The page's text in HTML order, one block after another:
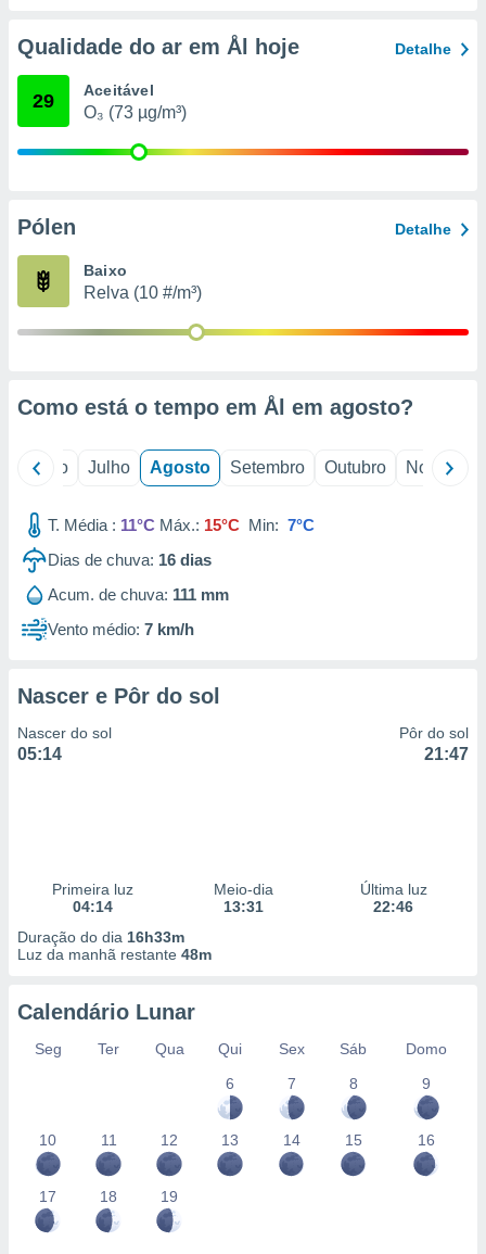
através
e
de
1199
Qualidade do ar em Ål hoje Detalhe
29 Aceitável
O₃ (73 µg/m³)
Pólen Detalhe
Baixo
Relva (10 #/m³)
Como está o tempo em Ål em agosto?
Junho Julho Agosto Setembro Outubro Novembro
T. Média : 11°C Máx.: 15°C Min: 7°C
Dias de chuva: 16 dias
Acum. de chuva: 111 mm
Vento médio: 7 km/h
Nascer e Pôr do sol
Nascer do sol
05:14
Pôr do sol
21:47
Primeira luz
04:14
Meio-dia
13:31
Última luz
22:46
Duração do dia 16h33m
Luz da manhã restante 48m
Calendário Lunar
Seg Ter Qua Qui Sex Sáb
Domo
6
7 8 9
10 11 12 13 14 15 16
17 18 19